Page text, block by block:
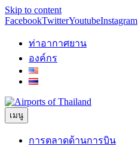
Skip to content
FacebookTwitterYoutubeInstagram
ท่าอากาศยาน
องค์กร
เมนู
การตลาดด้านการบิน